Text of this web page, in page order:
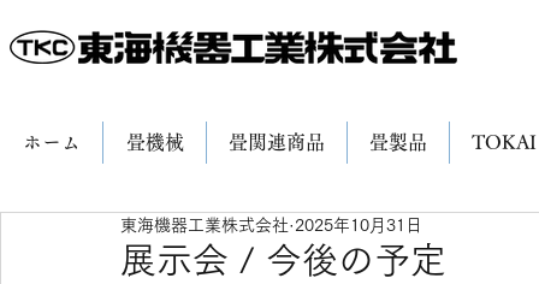
ホーム 畳機械 畳関連商品 畳製品 TOKAI
展示会 / 今後の予定
東海機器工業株式会社 2025年10月31日